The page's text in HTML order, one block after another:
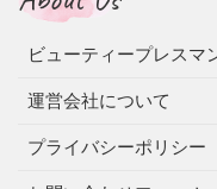
ビューティープレスマ
運営会社について
プライバシーポリシー